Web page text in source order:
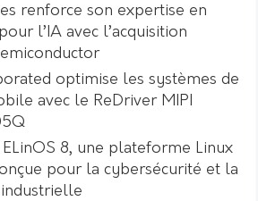
renforce son expertise en
l’IA avec l’acquisition
optimise les systèmes de
avec le ReDriver MIPI
ELinOS 8, une plateforme Linux
pour la cybersécurité et la